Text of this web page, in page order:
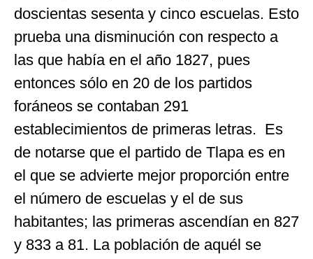
doscientas sesenta y cinco escuelas. Esto
prueba una disminución con respecto a
las que había en el año 1827, pues
entonces sólo en 20 de los partidos
foráneos se contaban 291
establecimientos de primeras letras. Es
de notarse que el partido de Tlapa es en
el que se advierte mejor proporción entre
el número de escuelas y el de sus
habitantes; las primeras ascendían en 827
y 833 a 81. La población de aquél se